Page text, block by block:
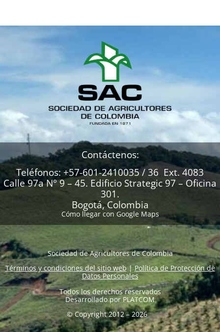
Contáctenos:
Teléfonos: +57-601-2410035 / 36 Ext. 4083
Calle 97a N° 9 – 45. Edificio Strategic 97 – Oficina
301.
Bogotá, Colombia
Cómo llegar con Google Maps
Sociedad de Agricultores de Colombia
Términos y condiciones del sitio web|Política de Protección de
Datos Personales
Todos los derechos reservados
Desarrollado por PLATCOM
© Copyright 2012 – 2026